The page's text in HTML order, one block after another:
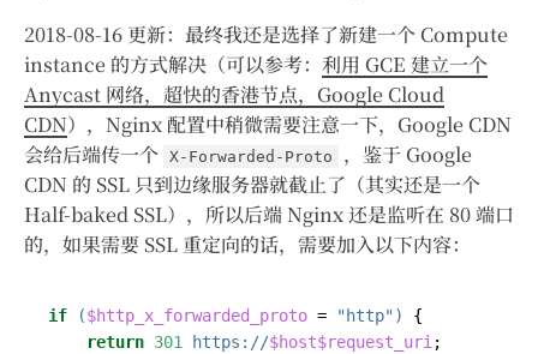
2018-08-16 更新：最终我还是选择了新建一个 Compute
instance 的方式解决（可以参考： 利用 GCE 建立一个
Anycast 网络，超快的香港节点，Google Cloud
CDN），Nginx 配置中稍微需要注意一下，Google CDN
会给后端传一个 X-Forwarded-Proto
，鉴于 Google
CDN 的 SSL 只到边缘服务器就截止了（其实还是一个
Half-baked SSL），所以后端 Nginx 还是监听在 80 端口
的，如果需要 SSL 重定向的话，需要加入以下内容：
if ($http_x_forwarded_proto = "http")
{
return 301 https://$host$request_uri ;